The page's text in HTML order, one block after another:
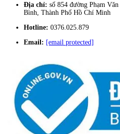
Địa chỉ: số 854 đường Phạm
Bình, Thành Phố Hồ Chí Minh
Hotline: 0376.025.879
Email: [email protected]